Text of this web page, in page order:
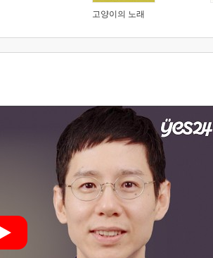
고양이의 노래